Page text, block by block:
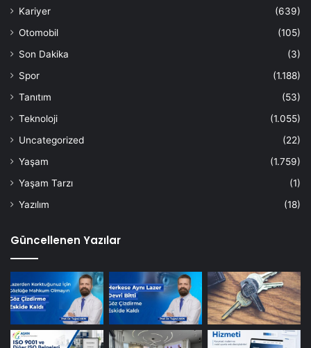
Kariyer
(639)
Otomobil
(105)
Son Dakika
(3)
Spor
(1.188)
Tanıtım
(53)
Teknoloji
(1.055)
Uncategorized
(22)
Yaşam
(1.759)
Yaşam Tarzı
(1)
Yazılım
(18)
Güncellenen Yazılar